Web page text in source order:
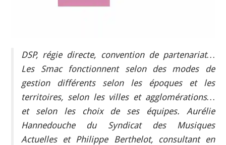
DSP, régie directe, convention de partenariat…
Les Smac fonctionnent selon des modes de
gestion différents selon les époques et les
territoires, selon les villes et agglomérations…
et selon les choix de ses équipes. Aurélie
Hannedouche du Syndicat des Musiques
Actuelles et Philippe Berthelot, consultant en